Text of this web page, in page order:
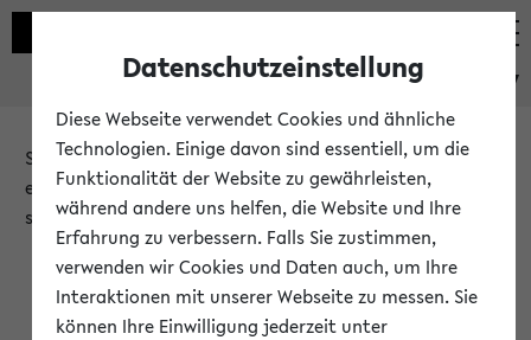
eKVV
Sie möchten auf eine eKVV Funktion zugreifen, die Ihnen
erst nach einer Anmeldung am System zur Verfügung
steht.
Bitte melden Sie sich an:
Datenschutzeinstellung
Diese Webseite verwendet Cookies und ähnliche
Technologien. Einige davon sind essentiell, um die
Funktionalität der Website zu gewährleisten,
während andere uns helfen, die Website und Ihre
Erfahrung zu verbessern. Falls Sie zustimmen,
verwenden wir Cookies und Daten auch, um Ihre
Interaktionen mit unserer Webseite zu messen. Sie
können Ihre Einwilligung jederzeit unter